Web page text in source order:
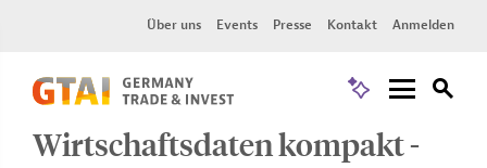
Über uns Events Presse Kontakt Anmelden
Wirtschaftsdaten kompakt -